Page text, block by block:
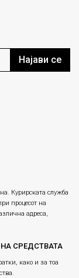
Најави се
Курирската служба
процесот на
адреса,
СРЕДСТВАТА
како и за тоа